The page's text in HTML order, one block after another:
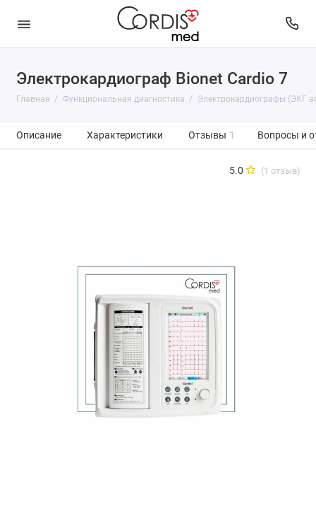
Электрокардиограф Bionet Cardio 7
Главная Функциональная диагностика Электрокардиографы (ЭКГ
Описание Характеристики Отзывы 1 Вопросы и
5.0 (1 отзыв)